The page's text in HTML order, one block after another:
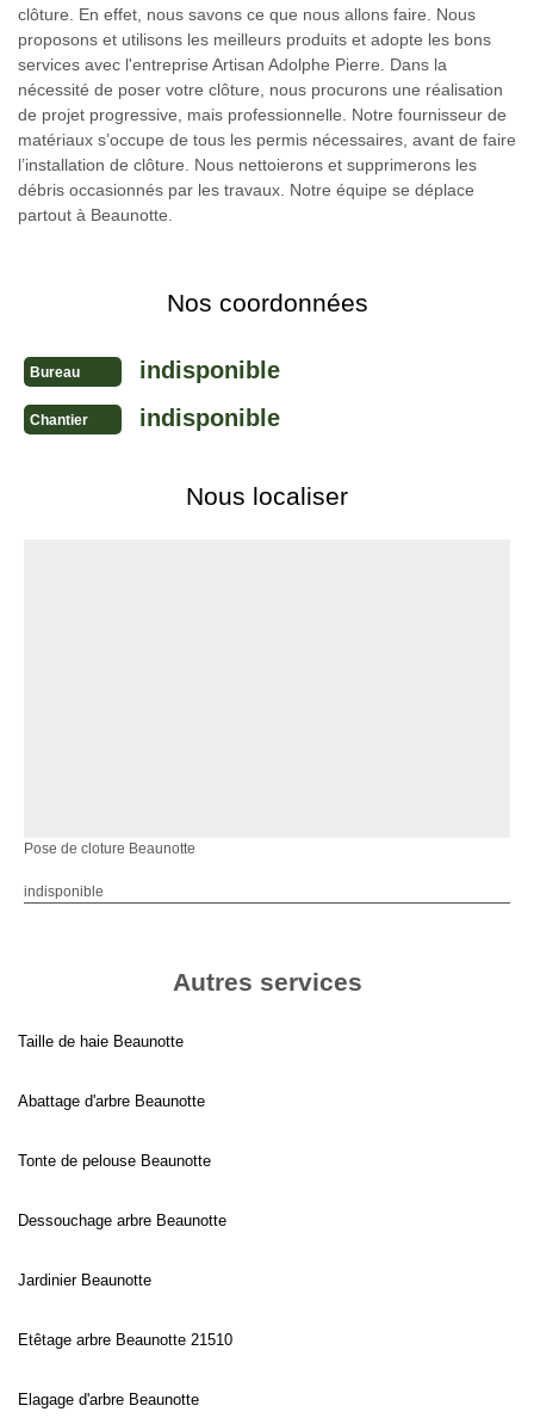
clôture. En effet, nous savons ce que nous allons faire. Nous
proposons et utilisons les meilleurs produits et adopte les bons
services avec l'entreprise Artisan Adolphe Pierre. Dans la
nécessité de poser votre clôture, nous procurons une réalisation
de projet progressive, mais professionnelle. Notre fournisseur de
matériaux s’occupe de tous les permis nécessaires, avant de faire
l’installation de clôture. Nous nettoierons et supprimerons les
débris occasionnés par les travaux. Notre équipe se déplace
partout à Beaunotte.
Nos coordonnées
Bureau indisponible
Chantier indisponible
Nous localiser
Pose de cloture Beaunotte
indisponible
Autres services
Taille de haie Beaunotte
Abattage d'arbre Beaunotte
Tonte de pelouse Beaunotte
Dessouchage arbre Beaunotte
Jardinier Beaunotte
Etêtage arbre Beaunotte 21510
Elagage d'arbre Beaunotte